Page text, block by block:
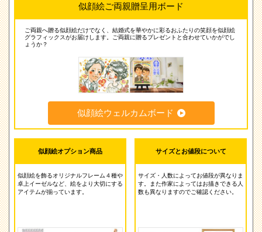
この作家を選んで注文する
似顔絵ご両親贈呈用ボード
ご両親へ贈る似顔絵だけでなく、結婚式を華やかに彩るおふたりの笑顔を似顔絵
グラフィックスがお届けします。ご両親に贈るプレゼントと合わせていかがでし
ょうか？
似顔絵ウェルカムボード
似顔絵オプション商品
似顔絵を飾るオリジナルフレーム４種や
卓上イーゼルなど、絵をより大切にする
アイテムが揃っています。
サイズとお値段について
サイズ・人数によってお値段が異なりま
す。また作家によってはお描きできる人
数も異なりますのでご確認ください。